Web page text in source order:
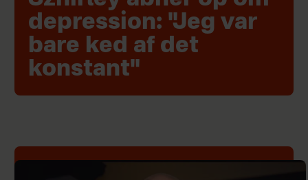
depression: "Jeg var
bare ked af det
konstant"